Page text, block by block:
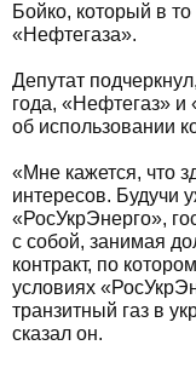
Бойко, который в
«Нефтегаза».
Депутат
года, «Нефтегаз» и
об использовании
«Мне кажется, что
интересов. Будучи
«РосУкрЭнерго»,
с собой, занимая
контракт, по
условиях
транзитный газ в
сказал он.